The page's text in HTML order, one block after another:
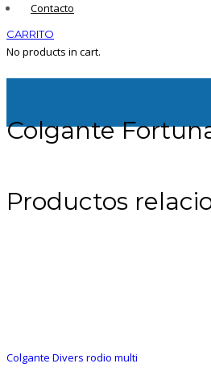
Contacto
CARRITO
No products in cart.
Colgante
Productos
Colgante Divers rodio multi